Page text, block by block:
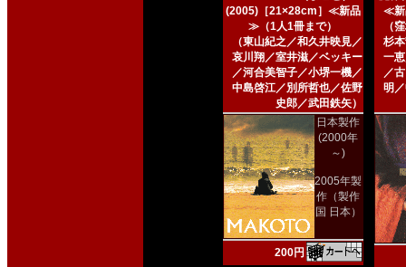
(2005)［21×28cm］≪新品
≫（1人1冊まで）
（東山紀之／和久井映見／
哀川翔／室井滋／ベッキー
／河合美智子／小堺一機／
中島啓江／別所哲也／佐野
史郎／武田鉄矢）
日本製作
(2000年
～)
2005年製
作（製作
国 日本）
200円
≪新
（
杉
一
／
明